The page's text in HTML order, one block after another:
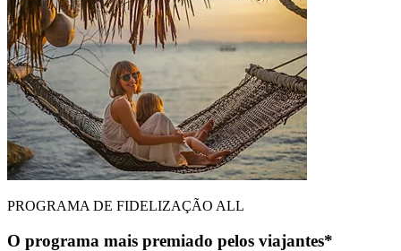
PROGRAMA DE FIDELIZAÇÃO ALL
O programa mais premiado pelos viajantes*